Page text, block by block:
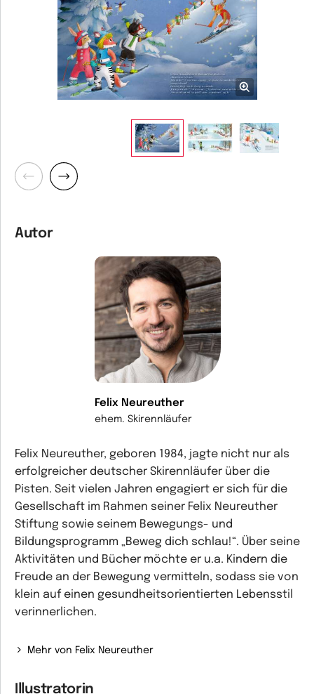
Autor
Felix Neureuther
ehem. Skirennläufer
Felix Neureuther, geboren 1984, jagte nicht nur als
erfolgreicher deutscher Skirennläufer über die
Pisten. Seit vielen Jahren engagiert er sich für die
Gesellschaft im Rahmen seiner Felix Neureuther
Stiftung sowie seinem Bewegungs- und
Bildungsprogramm „Beweg dich schlau!“. Über seine
Aktivitäten und Bücher möchte er u.a. Kindern die
Freude an der Bewegung vermitteln, sodass sie von
klein auf einen gesundheitsorientierten Lebensstil
verinnerlichen.
Mehr von Felix Neureuther
Illustratorin